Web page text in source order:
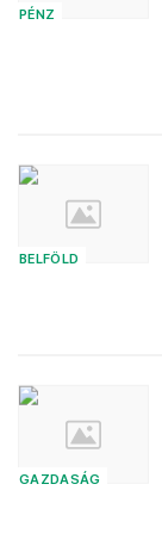
PÉNZ
BELFÖLD
GAZDASÁG